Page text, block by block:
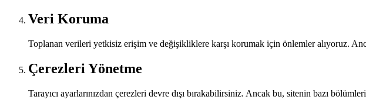
Veri Koruma
Toplanan verileri yetkisiz erişim ve değişikliklere karşı korumak için önlemler alıyoruz.
Çerezleri Yönetme
Tarayıcı ayarlarınızdan çerezleri devre dışı bırakabilirsiniz. Ancak bu, sitenin bazı